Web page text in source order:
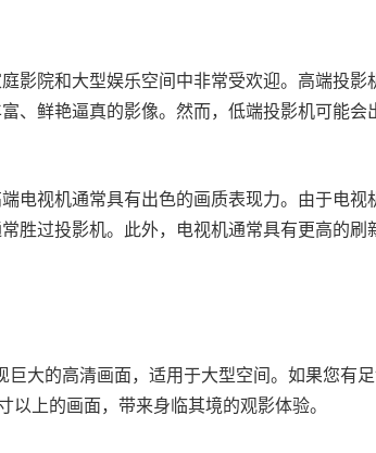
影院和大型娱乐空间中非常受欢迎。高端投影
、鲜艳逼真的影像。然而，低端投影机可能会
电视机通常具有出色的画质表现力。由于电视
胜过投影机。此外，电视机通常具有更高的刷
大的高清画面，适用于大型空间。如果您有
上的画面，带来身临其境的观影体验。